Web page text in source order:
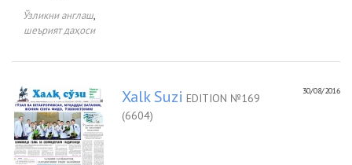
Ўзликни англаш,
шеърият даҳоси
30/08/2016
Xalk Suzi EDITION №169
(6604)